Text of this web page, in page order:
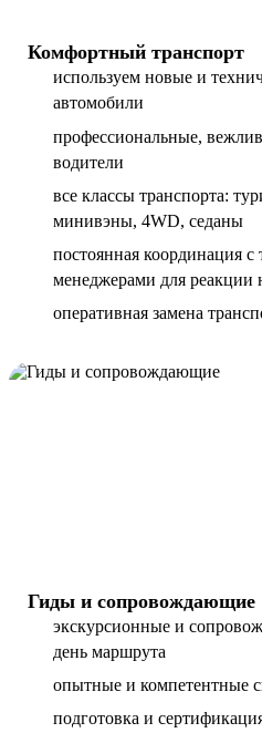
Комфортный транспорт
используем новые и
автомобили
профессиональные,
водители
все классы транспорта:
минивэны, 4WD, седаны
постоянная координация
менеджерами для реакции
оперативная замена
Гиды и сопровождающие
экскурсионные и
день маршрута
опытные и компетентные
подготовка и